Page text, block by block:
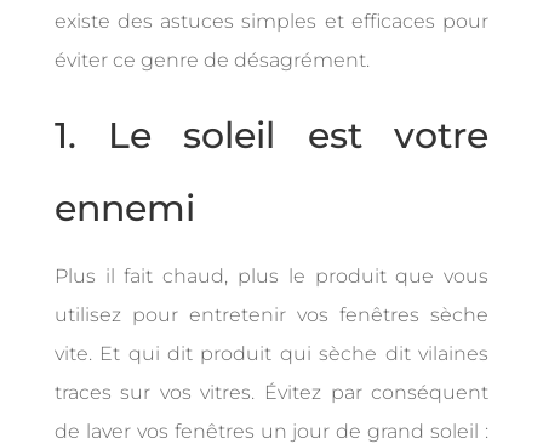
existe des astuces simples et efficaces pour
éviter ce genre de désagrément.
1. Le soleil est votre
ennemi
Plus il fait chaud, plus le produit que vous
utilisez pour entretenir vos fenêtres sèche
vite. Et qui dit produit qui sèche dit vilaines
traces sur vos vitres. Évitez par conséquent
de laver vos fenêtres un jour de grand soleil :